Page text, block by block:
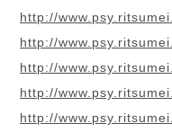
http://
http://
http://
http://
http://